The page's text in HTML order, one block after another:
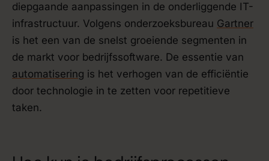
diepgaande aanpassingen in de onderliggende IT-
infrastructuur. Volgens onderzoeksbureau Gartner
is het een van de snelst groeiende segmenten in
de markt voor bedrijfssoftware. De essentie van
automatisering is het verhogen van de efficiëntie
door technologie in te zetten voor repetitieve
taken.